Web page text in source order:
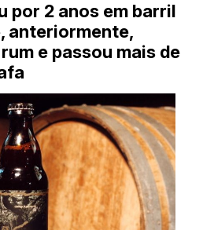
por 2 anos em barril
anteriormente,
e passou mais de